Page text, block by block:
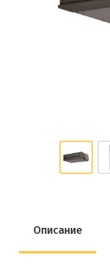
Описание